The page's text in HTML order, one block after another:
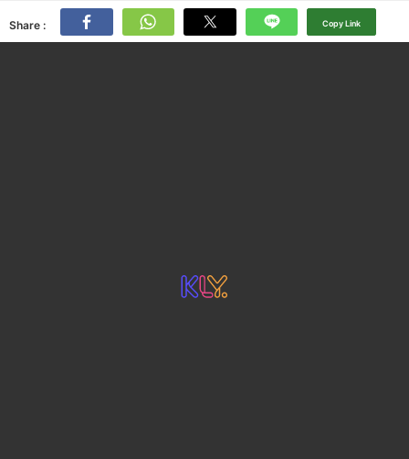
Share : Copy Link